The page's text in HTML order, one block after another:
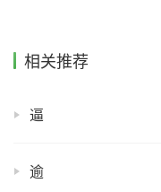
相关推荐
逼
逾